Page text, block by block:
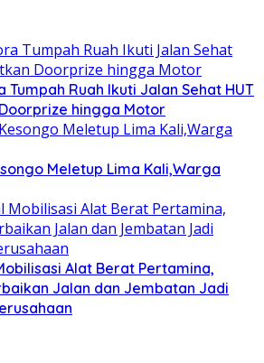
Tumpah Ruah Ikuti Jalan Sehat HUT
hingga Motor
Meletup Lima Kali,Warga
Alat Berat Pertamina,
Jalan dan Jembatan Jadi